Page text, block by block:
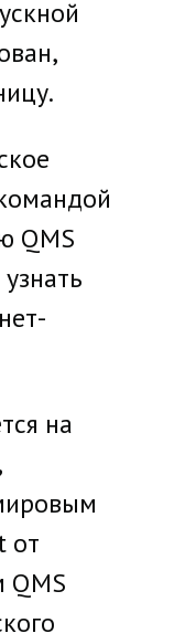
QMS
на
от
QMS